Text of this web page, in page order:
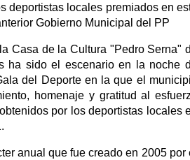
deportistas locales premiados en
Gobierno Municipal del PP
Casa de la Cultura "Pedro Serna"
ha sido el escenario en la noche
del Deporte en la que el
homenaje y gratitud al
por los deportistas locales
anual que fue creado en 2005 por